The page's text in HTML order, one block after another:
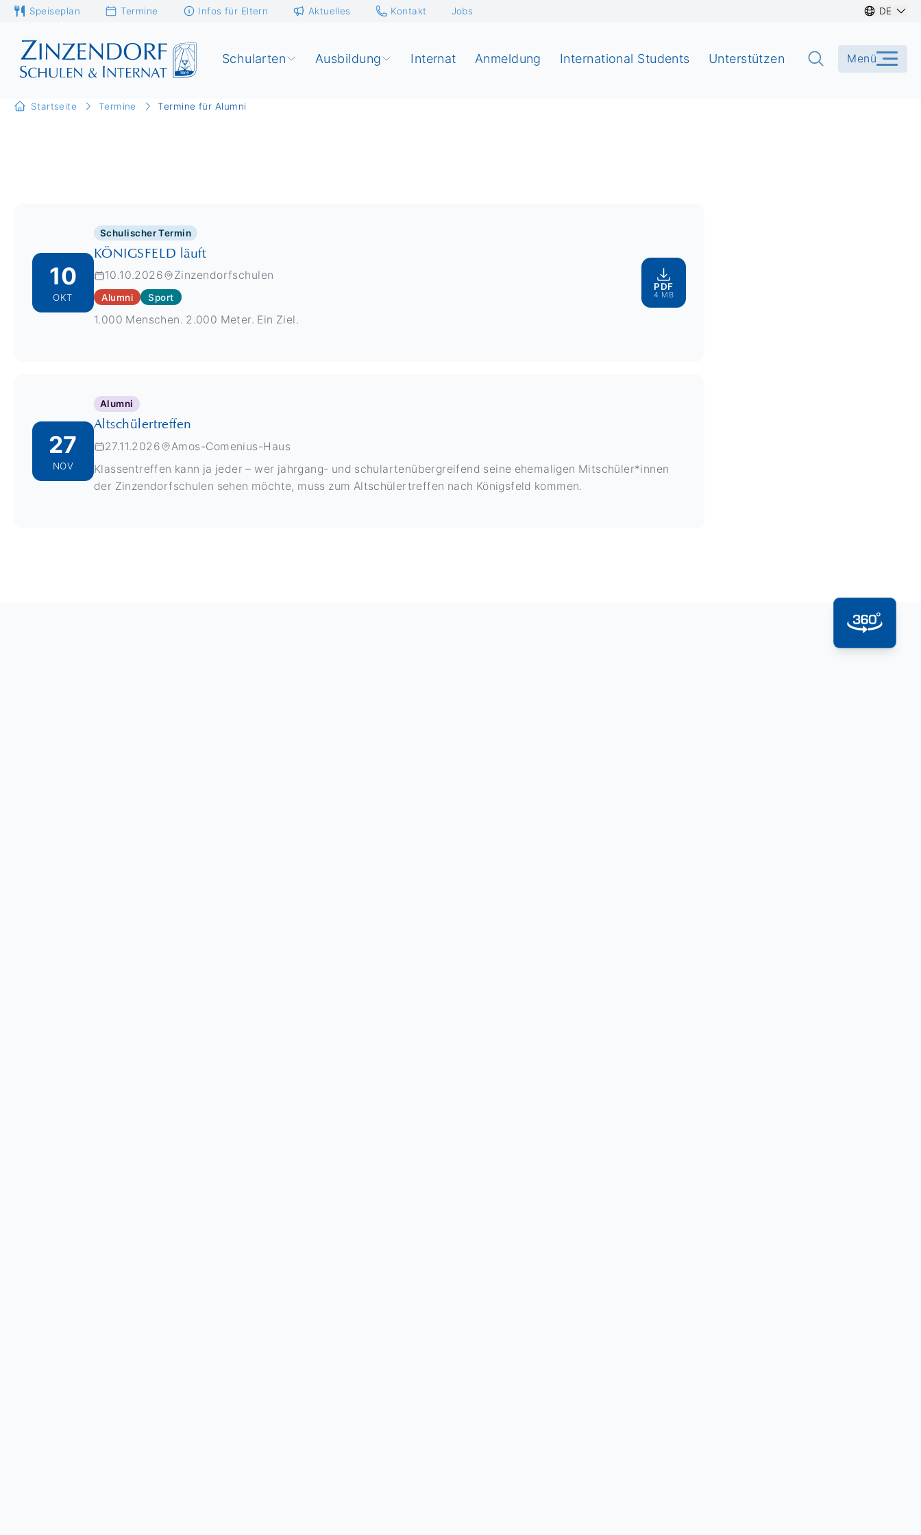
Speiseplan Termine Infos für Eltern Aktuelles Kontakt Jobs DE
Schularten Ausbildung Internat Anmeldung International Students Unterstützen Menü
Startseite Termine Termine für Alumni
10
OKT
Schulischer Termin
KÖNIGSFELD läuft
10.10.2026 Zinzendorfschulen
Alumni Sport
1.000 Menschen. 2.000 Meter. Ein Ziel.
PDF
4 MB
27
NOV
Alumni
Altschülertreffen
27.11.2026
Amos-Comenius-Haus
Klassentreffen kann ja jeder – wer jahrgang- und schulartenübergreifend seine ehemaligen Mitschüler*innen
der Zinzendorfschulen sehen möchte, muss zum Altschülertreffen nach Königsfeld kommen.